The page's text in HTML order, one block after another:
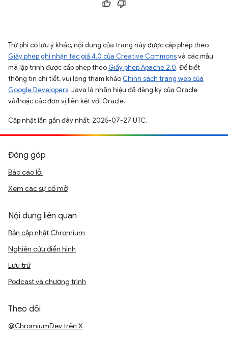
Trừ phi có lưu ý khác, nội dung của trang này được cấp phép theo
Giấy phép ghi nhận tác giả 4.0 của Creative Commonsvà các mẫu
mã lập trình được cấp phép theo Giấy phép Apache 2.0. Để biết
thông tin chi tiết, vui lòng tham khảo Chính sách trang web của
Google Developers. Java là nhãn hiệu đã đăng ký của Oracle
và/hoặc các đơn vị liên kết với Oracle.
Cập nhật lần gần đây nhất: 2025-07-27 UTC.
Đóng góp
Báo cáo lỗi
Xem các sự cố mở
Nội dung liên quan
Bản cập nhật Chromium
Nghiên cứu điển hình
Lưu trữ
Podcast và chương trình
Theo dõi
@ChromiumDev trên X